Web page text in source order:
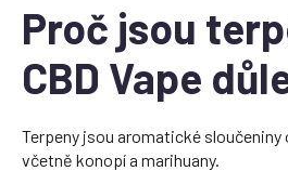
Proč jsou
CBD Vape
Terpeny jsou aromatické sloučeniny
včetně konopí a marihuany.